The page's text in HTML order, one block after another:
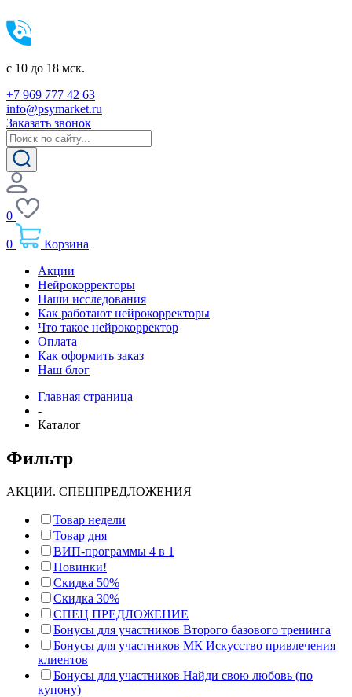
c 10 до 18 мск.
+7 969 777 42 63
info@psymarket.ru
Заказать звонок
0
0
Корзина
Акции
Нейрокорректоры
Наши исследования
Как работают нейрокорректоры
Что такое нейрокорректор
Оплата
Как оформить заказ
Наш блог
Главная страница
-
Каталог
Фильтр
АКЦИИ. СПЕЦПРЕДЛОЖЕНИЯ
Товар недели
Товар дня
ВИП-программы 4 в 1
Новинки!
Скидка 50%
Скидка 30%
СПЕЦ ПРЕДЛОЖЕНИЕ
Бонусы для участников Второго базового тренинга
Бонусы для участников МК Искусство привлечения
клиентов
Бонусы для участников Найди свою любовь (по
купону)